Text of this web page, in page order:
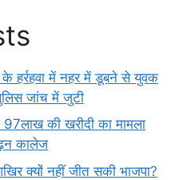
हर्रहवा में नहर में डूबने से युवक
जांच में जुटी
की खरीदी का मामला
कालेज
क्यों नहीं जीत सकी भाजपा?